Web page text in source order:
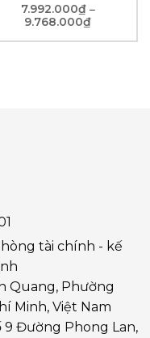
SƯU TẦM CỦA BẠN
7.992.000₫ –
9.768.000₫Khoảng
tài chính - kế
Quang, Phường
Minh, Việt Nam
9 Đường Phong Lan,